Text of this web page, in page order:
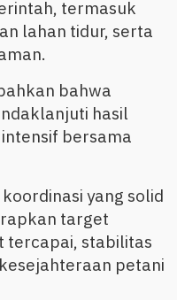
termasuk
lahan tidur, serta
bahwa
hasil
bersama
yang solid
target
tercapai, stabilitas
petani